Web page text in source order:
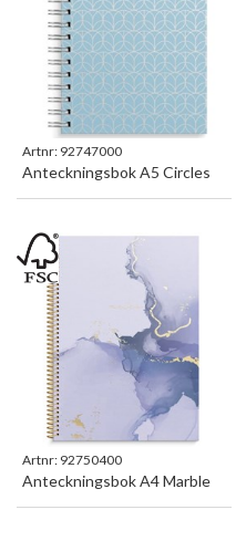
Artnr: 92747000
Anteckningsbok A5 Circles
Artnr: 92750400
Anteckningsbok A4 Marble